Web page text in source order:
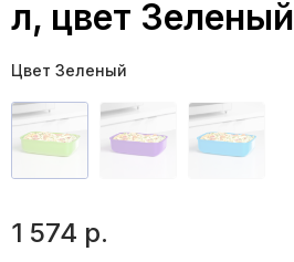
л, цвет Зеленый
Цвет Зеленый
1 574 р.